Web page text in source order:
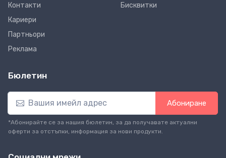
Контакти
Кариери
Партньори
Реклама
Бисквитки
Бюлетин
Абониране
*Абонирайте се за нашия бюлетин, за да получавате актуални
оферти за отстъпки, информация за нови продукти.